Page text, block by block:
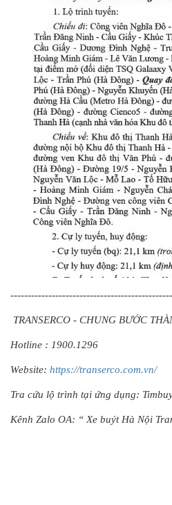
TRANSERCO - CHUNG BƯỚC
Hotline : 1900.1296
Website: https://transerco.com.vn/
Tra cứu lộ trình tại ứng dụng:
Kênh Zalo OA: “ Xe buýt Hà Nội